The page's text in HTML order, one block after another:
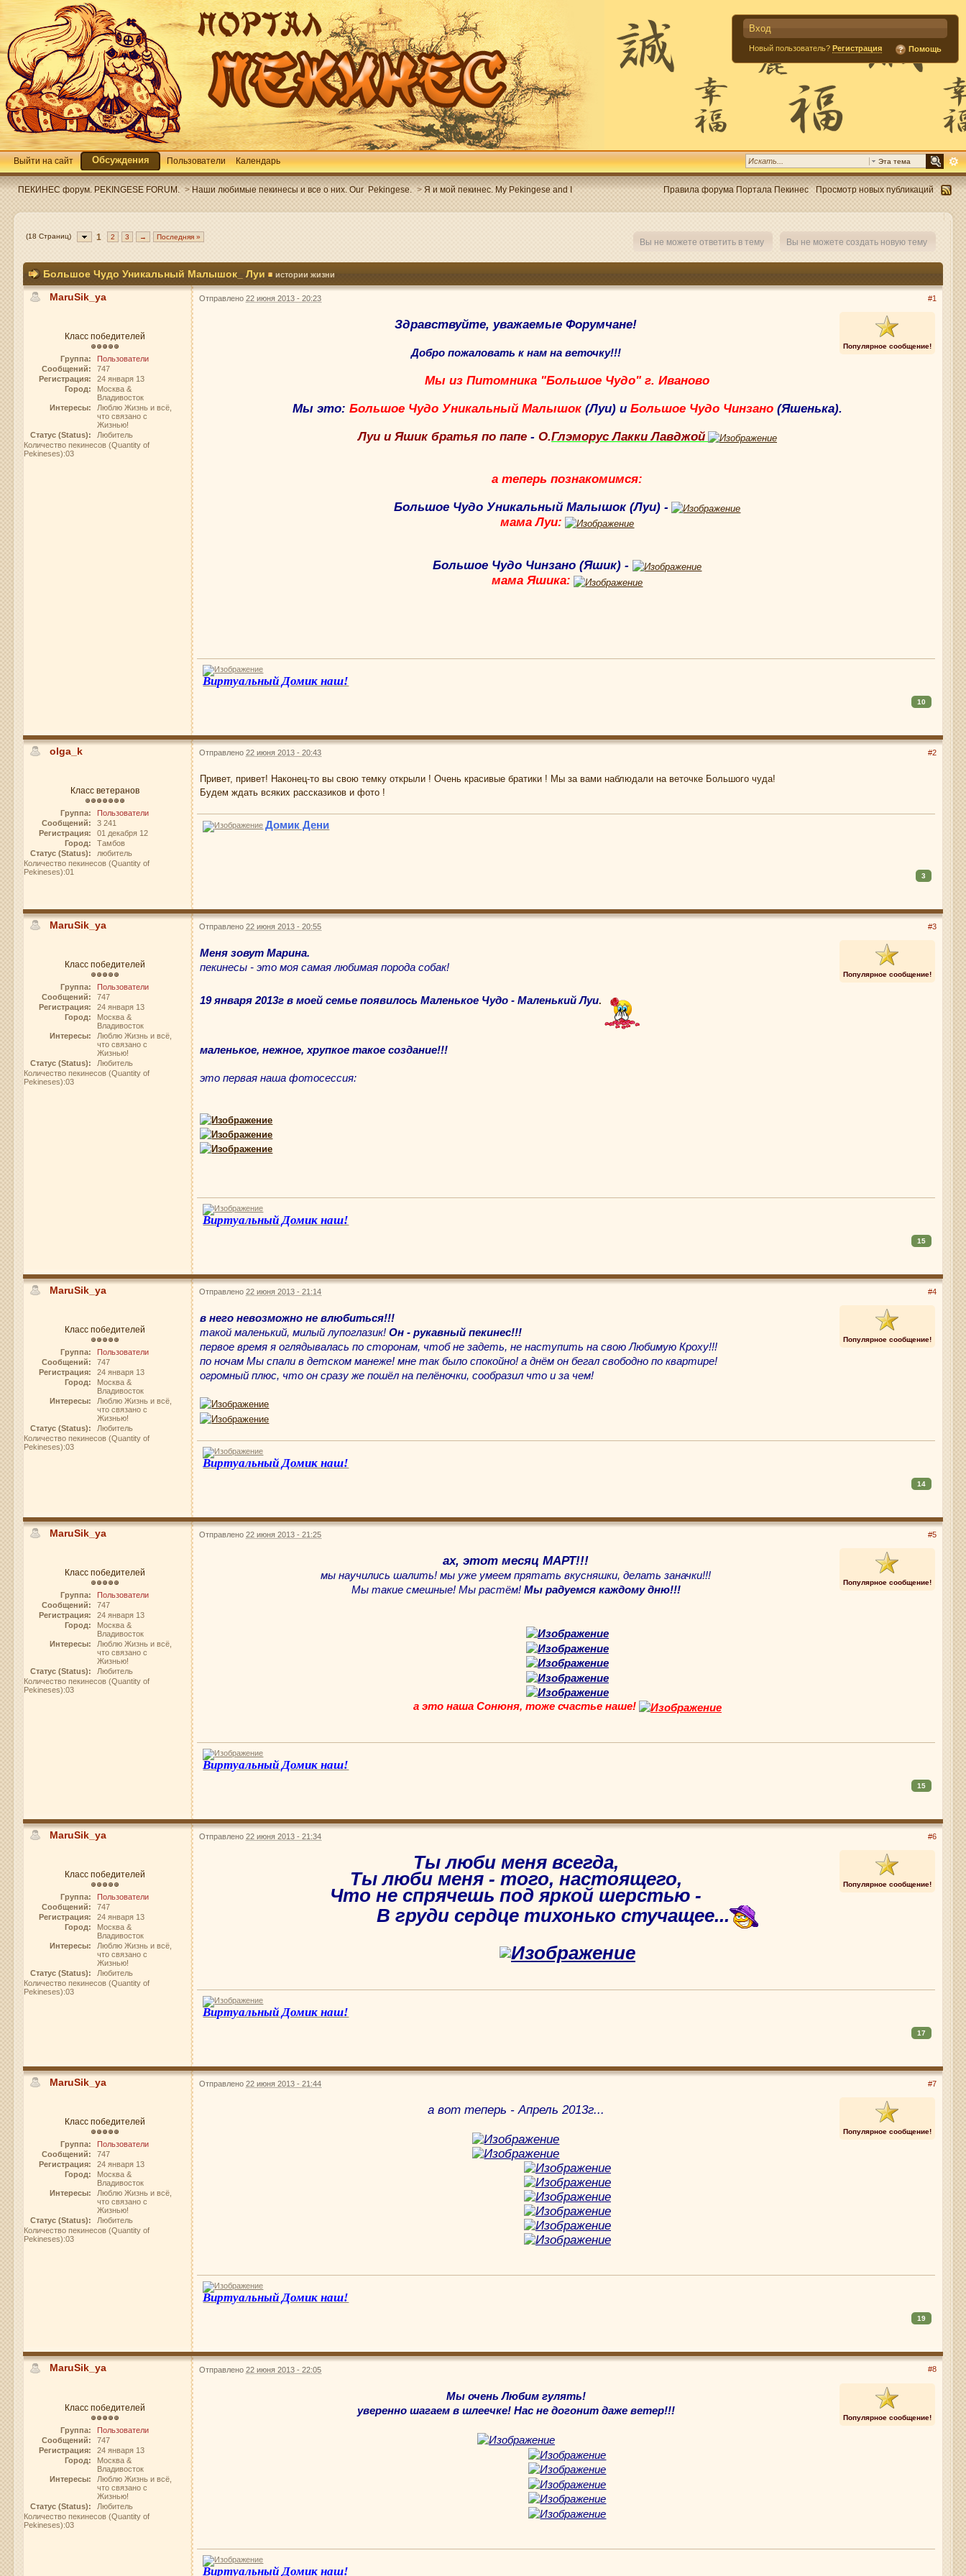
Вход
Новый пользователь? Регистрация Помощь
Эта тема
Выйти на сайт Обсуждения Пользователи Календарь
ПЕКИНЕС форум. PEKINGESE FORUM. > Наши любимые пекинесы и все о них. Our Pekingese. > Я и мой пекинес. My Pekingese and I Правила форума Портала Пекинес Просмотр новых публикаций
(18 Страниц) 1 2 3 → Последняя »
Вы не можете создать новую тему
Вы не можете ответить в тему
Большое Чудо Уникальный Малышок_ Луи истории жизни
#1
MaruSik_ya
Класс победителей
Группа:
Пользователи
Сообщений:
747
Регистрация:
24 января 13
Город:
Москва &
Владивосток
Интересы:
Люблю Жизнь и всё,
что связано с
Жизнью!
Статус (Status):
Любитель
Количество пекинесов (Quantity of
Pekineses):03
Отправлено22 июня 2013 - 20:23
Популярное сообщение!
Здравствуйте, уважаемые Форумчане!
Добро пожаловать к нам на веточку!!!
Мы из Питомника "Большое Чудо" г. Иваново
Мы это: Большое Чудо Уникальный Малышок (Луи) и Большое Чудо Чинзано (Яшенька).
Луи и Яшик братья по папе- О.Глэморус Лакки Лавджой
а теперь познакомимся:
Большое Чудо Уникальный Малышок (Луи) -
мама Луи:
Большое Чудо Чинзано (Яшик) -
мама Яшика:
Виртуальный Домик наш!
10
#2
olga_k
Класс ветеранов
Группа:
Пользователи
Сообщений:
3 241
Регистрация:
01 декабря 12
Город:
Тамбов
Статус (Status):
любитель
Количество пекинесов (Quantity of
Pekineses):01
Отправлено22 июня 2013 - 20:43
Привет, привет! Наконец-то вы свою темку открыли ! Очень красивые братики ! Мы за вами наблюдали на веточке Большого чуда!
Будем ждать всяких рассказиков и фото !
Домик Дени
3
#3
MaruSik_ya
Класс победителей
Группа:
Пользователи
Сообщений:
747
Регистрация:
24 января 13
Город:
Москва &
Владивосток
Интересы:
Люблю Жизнь и всё,
что связано с
Жизнью!
Статус (Status):
Любитель
Количество пекинесов (Quantity of
Pekineses):03
Отправлено22 июня 2013 - 20:55
Популярное сообщение!
Меня зовут Марина.
пекинесы - это моя самая любимая порода собак!
19 января 2013г в моей семье появилось Маленькое Чудо - Маленький Луи.
маленькое, нежное, хрупкое такое создание!!!
это первая наша фотосессия:
Виртуальный Домик наш!
15
#4
MaruSik_ya
Класс победителей
Группа:
Пользователи
Сообщений:
747
Регистрация:
24 января 13
Город:
Москва &
Владивосток
Интересы:
Люблю Жизнь и всё,
что связано с
Жизнью!
Статус (Status):
Любитель
Количество пекинесов (Quantity of
Pekineses):03
Отправлено22 июня 2013 - 21:14
Популярное сообщение!
в него невозможно не влюбиться!!!
такой маленький, милый лупоглазик!Он - рукавный пекинес!!!
первое время я оглядывалась по сторонам, чтоб не задеть, не наступить на свою Любимую Кроху!!!
по ночам Мы спали в детском манеже! мне так было спокойно! а днём он бегал свободно по квартире!
огромный плюс, что он сразу же пошёл на пелёночки, сообразил что и за чем!
Виртуальный Домик наш!
14
#5
MaruSik_ya
Класс победителей
Группа:
Пользователи
Сообщений:
747
Регистрация:
24 января 13
Город:
Москва &
Владивосток
Интересы:
Люблю Жизнь и всё,
что связано с
Жизнью!
Статус (Status):
Любитель
Количество пекинесов (Quantity of
Pekineses):03
Отправлено22 июня 2013 - 21:25
Популярное сообщение!
ах, этот месяц МАРТ!!!
мы научились шалить! мы уже умеем прятать вкусняшки, делать заначки!!!
Мы такие смешные! Мы растём! Мы радуемся каждому дню!!!
а это наша Сонюня, тоже счастье наше!
Виртуальный Домик наш!
15
#6
MaruSik_ya
Класс победителей
Группа:
Пользователи
Сообщений:
747
Регистрация:
24 января 13
Город:
Москва &
Владивосток
Интересы:
Люблю Жизнь и всё,
что связано с
Жизнью!
Статус (Status):
Любитель
Количество пекинесов (Quantity of
Pekineses):03
Отправлено22 июня 2013 - 21:34
Популярное сообщение!
Ты люби меня всегда,
Ты люби меня - того, настоящего,
Что не спрячешь под яркой шерстью -
В груди сердце тихонько стучащее...
Виртуальный Домик наш!
17
#7
MaruSik_ya
Класс победителей
Группа:
Пользователи
Сообщений:
747
Регистрация:
24 января 13
Город:
Москва &
Владивосток
Интересы:
Люблю Жизнь и всё,
что связано с
Жизнью!
Статус (Status):
Любитель
Количество пекинесов (Quantity of
Pekineses):03
Отправлено22 июня 2013 - 21:44
Популярное сообщение!
а вот теперь - Апрель 2013г...
Виртуальный Домик наш!
19
#8
MaruSik_ya
Класс победителей
Группа:
Пользователи
Сообщений:
747
Регистрация:
24 января 13
Город:
Москва &
Владивосток
Интересы:
Люблю Жизнь и всё,
что связано с
Жизнью!
Статус (Status):
Любитель
Количество пекинесов (Quantity of
Pekineses):03
Отправлено22 июня 2013 - 22:05
Популярное сообщение!
Мы очень Любим гулять!
уверенно шагаем в шлеечке! Нас не догонит даже ветер!!!
Виртуальный Домик наш!